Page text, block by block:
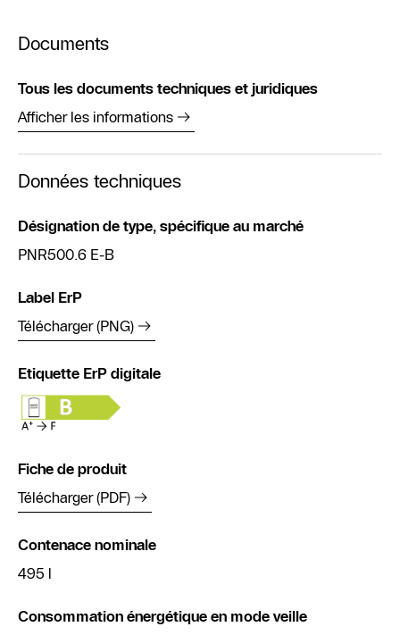
Documents
Tous les documents techniques et juridiques
Afficher les informations
Données techniques
Désignation de type, spécifique au marché
PNR500.6 E-B
Label ErP
Télécharger (PNG)
Etiquette ErP digitale
Fiche de produit
Télécharger (PDF)
Contenace nominale
495 l
Consommation énergétique en mode veille